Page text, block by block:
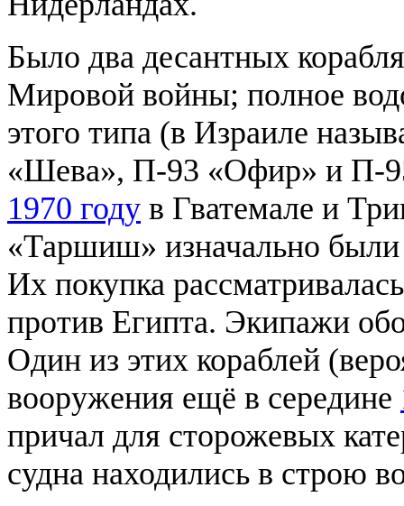
Было два десантных
Мировой войны; полное
этого типа (в Израиле
«Шева», П-93 «Офир» и П-
1970 году в Гватемале и
«Таршиш» изначально были
Их покупка
против Египта. Экипажи
Один из этих кораблей
вооружения ещё в середине
причал для сторожевых
судна находились в строю